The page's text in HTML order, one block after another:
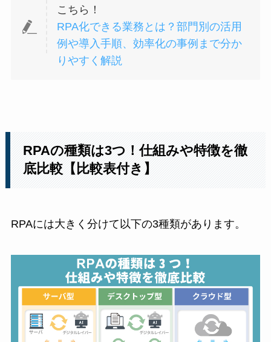
こちら！
RPA化できる業務とは？部門別の活用
例や導入手順、効率化の事例まで分か
りやすく解説
RPAの種類は3つ！仕組みや特徴を徹
底比較【比較表付き】
RPAには大きく分けて以下の3種類があります。